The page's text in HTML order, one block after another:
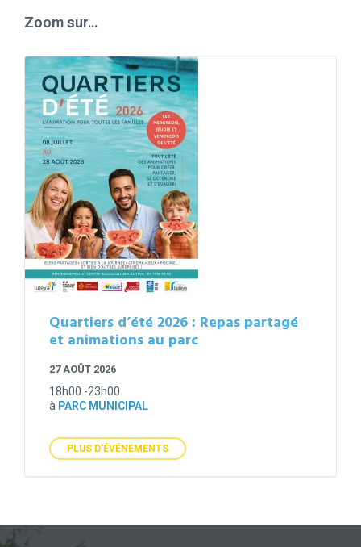
Zoom sur…
Quartiers d’été 2026 : Repas partagé
et animations au parc
27 AOÛT 2026
18h00 -23h00
à PARC MUNICIPAL
PLUS D'ÉVÉNEMENTS